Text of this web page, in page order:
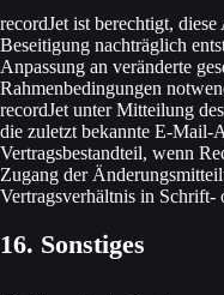
recordJet ist berechtigt,
Beseitigung nachträglich
Anpassung an veränderte
Rahmenbedingungen
recordJet unter Mitteilung
die zuletzt bekannte E-Mail-
Vertragsbestandteil, wenn
Zugang der
Vertragsverhältnis in
16. Sonstiges